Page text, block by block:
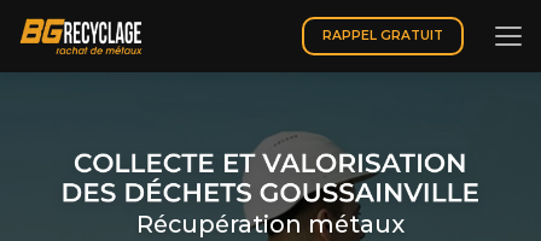
contenu
principal
RAPPEL GRATUIT
Récupération métaux